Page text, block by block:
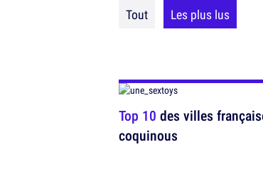
Tout Les plus lus
Top 10 des villes
coquinous